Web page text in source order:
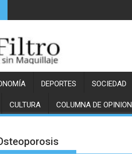
DEPORTES SOCIEDAD
CULTURA COLUMNA DE OPINION